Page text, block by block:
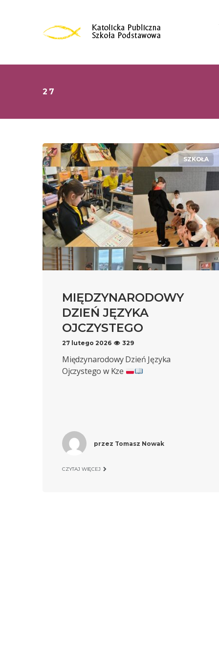
27
SZKOŁA
MIĘDZYNARODOWY
DZIEŃ JĘZYKA
OJCZYSTEGO
27 lutego 2026 329
Międzynarodowy Dzień Języka
Ojczystego w Kze
przez Tomasz Nowak
CZYTAJ WIĘCEJ